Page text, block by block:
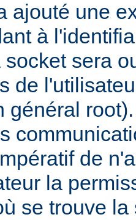
ajouté une
à
socket sera
de
général
de
la
se trouve la